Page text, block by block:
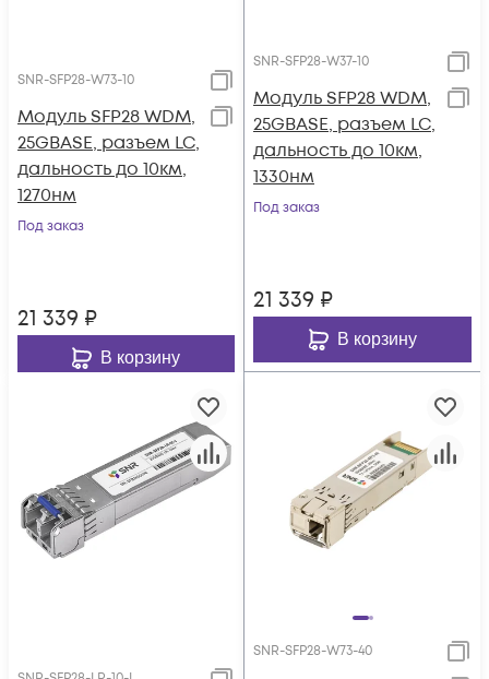
SNR-SFP28-W73-10
Модуль SFP28 WDM,
25GBASE, разъем LC,
дальность до 10км,
1270нм
Под заказ
21 339 ₽
В корзину
SNR-SFP28-W37-10
Модуль SFP28 WDM,
25GBASE, разъем LC,
дальность до 10км,
1330нм
Под заказ
21 339 ₽
В корзину
SNR-SFP28-W73-40